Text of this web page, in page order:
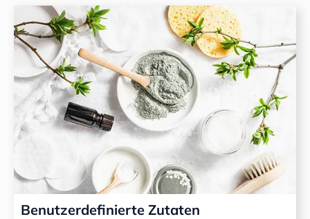
Benutzerdefinierte Zutaten